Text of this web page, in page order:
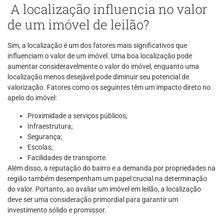
A localização influencia no valor
de um imóvel de leilão?
Sim, a localização é um dos fatores mais significativos que
influenciam o valor de um imóvel. Uma boa localização pode
aumentar consideravelmente o valor do imóvel, enquanto uma
localização menos desejável pode diminuir seu potencial de
valorização. Fatores como os seguintes têm um impacto direto no
apelo do imóvel:
Proximidade a serviços públicos;
Infraestrutura;
Segurança;
Escolas;
Facilidades de transporte.
Além disso, a reputação do bairro e a demanda por propriedades na
região também desempenham um papel crucial na determinação
do valor. Portanto, ao avaliar um imóvel em leilão, a localização
deve ser uma consideração primordial para garantir um
investimento sólido e promissor.